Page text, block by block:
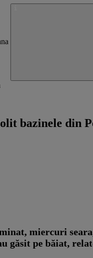
bazinele din
miercuri
găsit pe băiat,